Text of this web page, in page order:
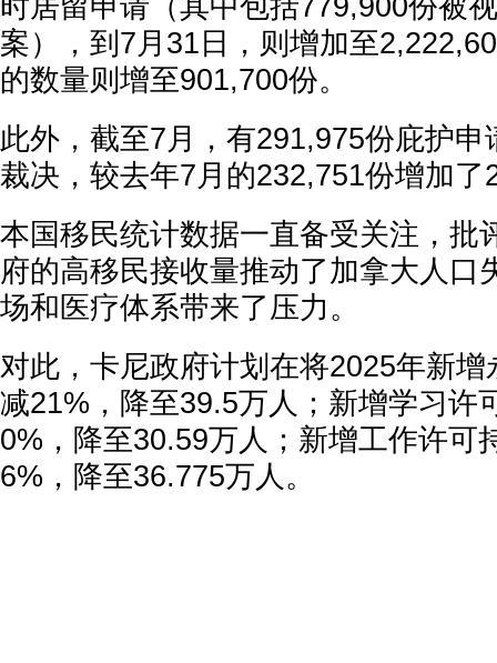
时居留申请（其中包括779,900份被
案），到7月31日，则增加至
的数量则增至901,700份。
此外，截至7月，有291,975份庇护申
裁决，较去年7月的232,751份增加了
本国移民统计数据一直备受关注，批
府的高移民接收量推动了加拿大人口
场和医疗体系带来了压力。
对此，卡尼政府计划在将2025年新
减21%，降至39.5万人；新增学习许
0%，降至30.59万人；新增工作许可
6%，降至36.775万人。